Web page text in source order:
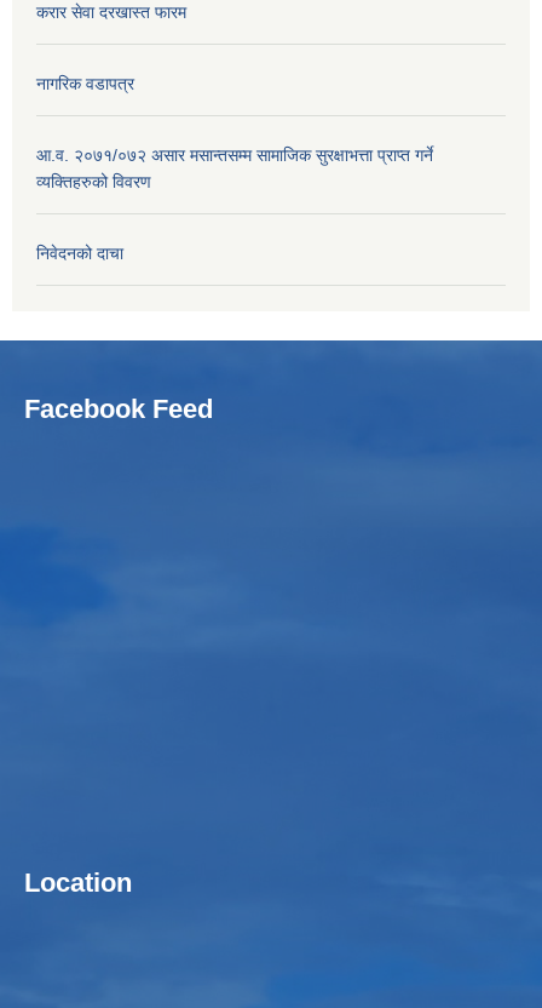
करार सेवा दरखास्त फारम
नागरिक वडापत्र
आ.व. २०७१/०७२ असार मसान्तसम्म सामाजिक सुरक्षाभत्ता प्राप्त गर्ने
व्यक्तिहरुको विवरण
निवेदनको दाचा
Facebook Feed
Location